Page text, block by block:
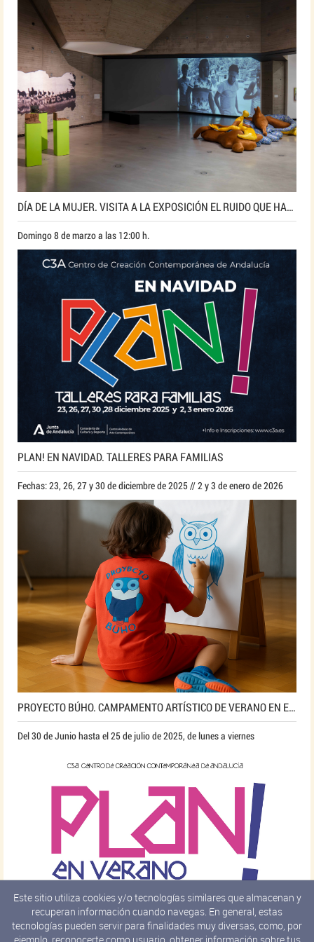
DÍA DE LA MUJER. VISITA A LA EXPOSICIÓN EL RUIDO QUE HABITA, CECILIA BENGOLEA
Domingo 8 de marzo a las 12:00 h.
PLAN! EN NAVIDAD. TALLERES PARA FAMILIAS
Fechas: 23, 26, 27 y 30 de diciembre de 2025 // 2 y 3 de enero de 2026
PROYECTO BÚHO. CAMPAMENTO ARTÍSTICO DE VERANO EN EL C3A
Del 30 de Junio hasta el 25 de julio de 2025, de lunes a viernes
Este sitio utiliza cookies y/o tecnologías similares que almacenan y
recuperan información cuando navegas. En general, estas
tecnologías pueden servir para finalidades muy diversas, como, por